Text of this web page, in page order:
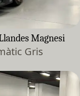
Magnesi
Gris